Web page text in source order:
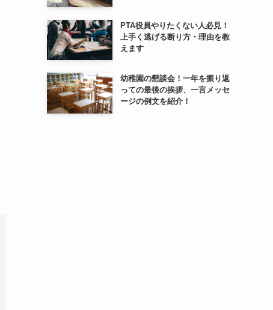
PTA役員やりたくない人必見！
上手く逃げる断り方・理由を教
えます
幼稚園の懇談会！一年を振り返
っての最後の挨拶、一言メッセ
ージの例文を紹介！